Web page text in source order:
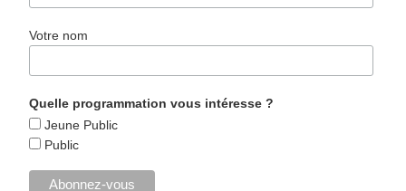
Votre nom
Quelle programmation vous intéresse ?
Jeune Public
Public